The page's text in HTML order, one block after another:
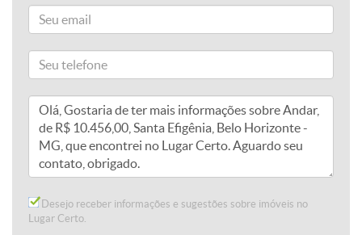
Desejo receber informações e sugestões sobre imóveis no
Lugar Certo.